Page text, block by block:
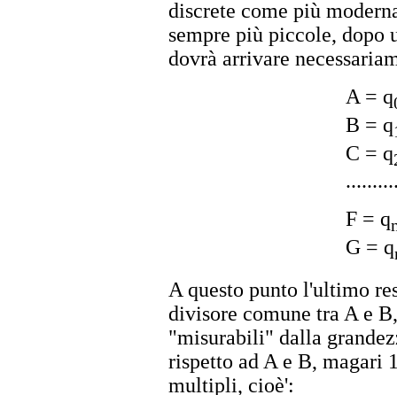
discrete come più
sempre più piccole, dopo
dovrà arrivare
A = q
B = q
C = q
F = q
G = q
A questo punto l'ultimo
divisore comune tra A e
"misurabili" dalla
rispetto ad A e B, magari
multipli, cioè':